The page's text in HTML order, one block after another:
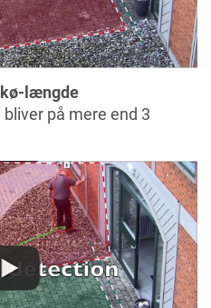
kø-længde
på mere end 3